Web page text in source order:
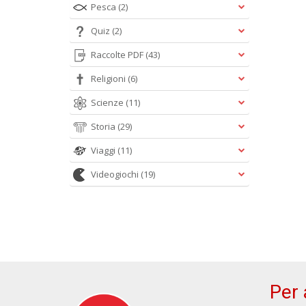
Pesca (2)
Quiz (2)
Raccolte PDF (43)
Religioni (6)
Scienze (11)
Storia (29)
Viaggi (11)
Videogiochi (19)
Per